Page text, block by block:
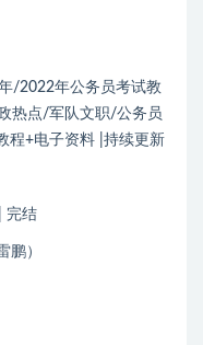
/2022年公务员考试教
热点/军队文职/公务员
程+电子资料 |持续更新
完结
鹏）